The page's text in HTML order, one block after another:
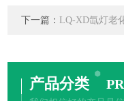
下一篇： LQ-XD氙灯老
产品分类